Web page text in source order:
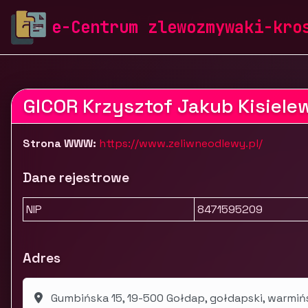
e-Centrum zlewozmywaki-
zlewozmywaki-krosch.pl Firmy Przemysł i produkcja
GICOR Krzysztof Jakub
Strona WWW: https://www.zeliwneodlewy.pl/
Dane rejestrowe
NIP 8471595209
Adres
Gumbińska 15, 19-500 Gołdap, gołdapski,